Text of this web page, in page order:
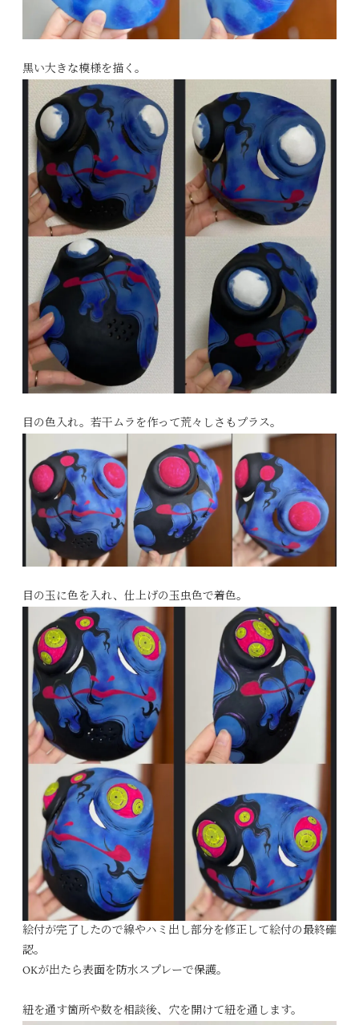
黒い大きな模様を描く。
目の色入れ。若干ムラを作って荒々しさもプラス。
目の玉に色を入れ、仕上げの玉虫色で着色。
絵付が完了したので線やハミ出し部分を修正して絵付の最終確
認。
OKが出たら表面を防水スプレーで保護。
紐を通す箇所や数を相談後、穴を開けて紐を通します。